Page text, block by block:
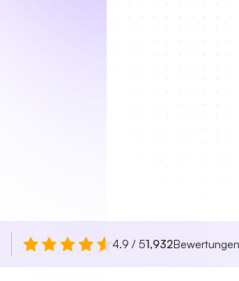
4.9 / 51,932Bewertungen